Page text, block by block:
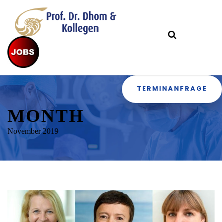
TERMINANFRAGE
MONTH
November 2019